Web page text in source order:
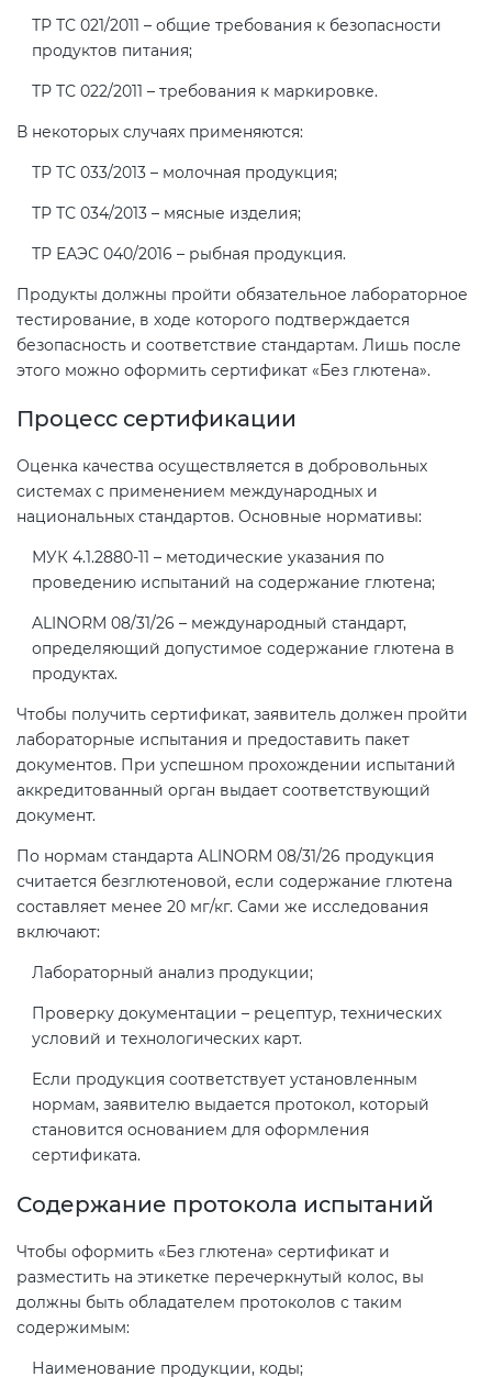
ТР ТС 021/2011 – общие требования к безопасности
продуктов питания;
ТР ТС 022/2011 – требования к маркировке.
В некоторых случаях применяются:
ТР ТС 033/2013 – молочная продукция;
ТР ТС 034/2013 – мясные изделия;
ТР ЕАЭС 040/2016 – рыбная продукция.
Продукты должны пройти обязательное лабораторное
тестирование, в ходе которого подтверждается
безопасность и соответствие стандартам. Лишь после
этого можно оформить сертификат «Без глютена».
Процесс сертификации
Оценка качества осуществляется в добровольных
системах с применением международных и
национальных стандартов. Основные нормативы:
МУК 4.1.2880-11 – методические указания по
проведению испытаний на содержание глютена;
ALINORM 08/31/26 – международный стандарт,
определяющий допустимое содержание глютена в
продуктах.
Чтобы получить сертификат, заявитель должен пройти
лабораторные испытания и предоставить пакет
документов. При успешном прохождении испытаний
аккредитованный орган выдает соответствующий
документ.
По нормам стандарта ALINORM 08/31/26 продукция
считается безглютеновой, если содержание глютена
составляет менее 20 мг/кг. Сами же исследования
включают:
Лабораторный анализ продукции;
Проверку документации – рецептур, технических
условий и технологических карт.
Если продукция соответствует установленным
нормам, заявителю выдается протокол, который
становится основанием для оформления
сертификата.
Содержание протокола испытаний
Чтобы оформить «Без глютена» сертификат и
разместить на этикетке перечеркнутый колос, вы
должны быть обладателем протоколов с таким
содержимым:
Наименование продукции, коды;